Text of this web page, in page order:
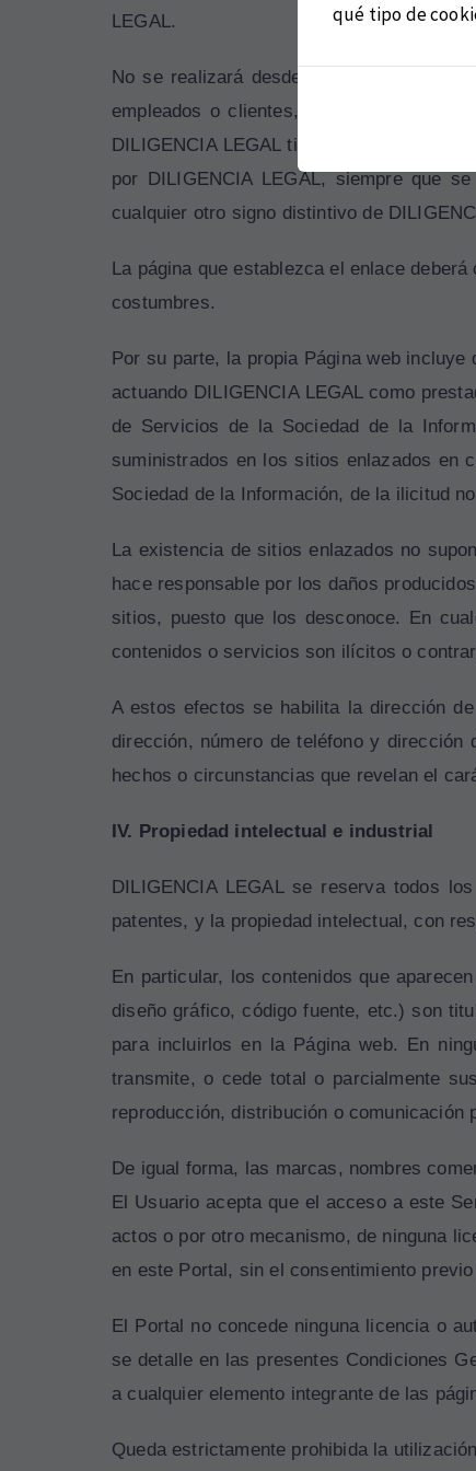
LEGAL.
No se realizará desde la página que
empleados o clientes, ni se indicará en
DILIGENCIA LEGAL tiene alguna
por DILIGENCIA LEGAL, siempre que
cualquier otro signo distintivo de
La página que establezca el enlace
costumbres.
Por su parte, la propia Página web
actuando DILIGENCIA LEGAL como
de Servicios de la Sociedad de la
suministrados en los sitios enlazados en
Sociedad de la Información, de la ilicitud
La existencia de sitios enlazados no
hace responsable por los daños
sitios, puesto que los desconoce. En
contenidos o servicios son ilícitos o
A estos efectos se habilita la dirección
dirección, número de teléfono y
hechos o circunstancias que revelan el
IV. Propiedad intelectual e industrial
DILIGENCIA LEGAL se reserva todos
patentes, y la propiedad intelectual, con
En particular, los contenidos que
diseño gráfico, código fuente, etc.) son
para incluirlos en la Página web. En
transmite, o cede total o parcialmente
reproducción, distribución o comunicación
De igual forma, las marcas, nombres
El Usuario acepta que el acceso a este
actos o por otro mecanismo, de ninguna
en este Portal, sin el consentimiento
El Portal no concede ninguna licencia o
se detalle en las presentes Condiciones
a cualquier elemento integrante de las
Queda estrictamente prohibida la
qué tipo de